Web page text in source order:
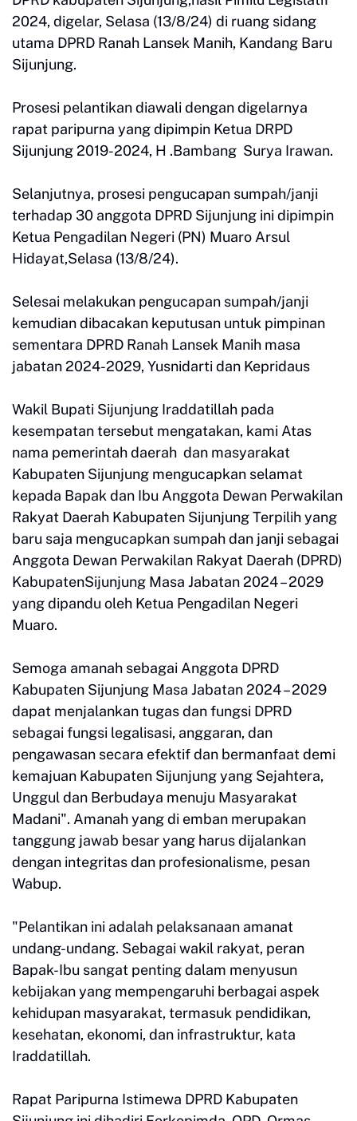
2024, digelar, Selasa (13/8/24) di ruang sidang
utama DPRD Ranah Lansek Manih, Kandang Baru
Sijunjung.
Prosesi pelantikan diawali dengan digelarnya
rapat paripurna yang dipimpin Ketua DRPD
Sijunjung 2019-2024, H .Bambang Surya Irawan.
Selanjutnya, prosesi pengucapan sumpah/janji
terhadap 30 anggota DPRD Sijunjung ini dipimpin
Ketua Pengadilan Negeri (PN) Muaro Arsul
Hidayat,Selasa (13/8/24).
Selesai melakukan pengucapan sumpah/janji
kemudian dibacakan keputusan untuk pimpinan
sementara DPRD Ranah Lansek Manih masa
jabatan 2024-2029, Yusnidarti dan Kepridaus
Wakil Bupati Sijunjung Iraddatillah pada
kesempatan tersebut mengatakan, kami Atas
nama pemerintah daerah dan masyarakat
Kabupaten Sijunjung mengucapkan selamat
kepada Bapak dan Ibu Anggota Dewan Perwakilan
Rakyat Daerah Kabupaten Sijunjung Terpilih yang
baru saja mengucapkan sumpah dan janji sebagai
Anggota Dewan Perwakilan Rakyat Daerah (DPRD)
KabupatenSijunjung Masa Jabatan 2024 – 2029
yang dipandu oleh Ketua Pengadilan Negeri
Muaro.
Semoga amanah sebagai Anggota DPRD
Kabupaten Sijunjung Masa Jabatan 2024 – 2029
dapat menjalankan tugas dan fungsi DPRD
sebagai fungsi legalisasi, anggaran, dan
pengawasan secara efektif dan bermanfaat demi
kemajuan Kabupaten Sijunjung yang Sejahtera,
Unggul dan Berbudaya menuju Masyarakat
Madani". Amanah yang di emban merupakan
tanggung jawab besar yang harus dijalankan
dengan integritas dan profesionalisme, pesan
Wabup.
"Pelantikan ini adalah pelaksanaan amanat
undang-undang. Sebagai wakil rakyat, peran
Bapak-Ibu sangat penting dalam menyusun
kebijakan yang mempengaruhi berbagai aspek
kehidupan masyarakat, termasuk pendidikan,
kesehatan, ekonomi, dan infrastruktur, kata
Iraddatillah.
Rapat Paripurna Istimewa DPRD Kabupaten